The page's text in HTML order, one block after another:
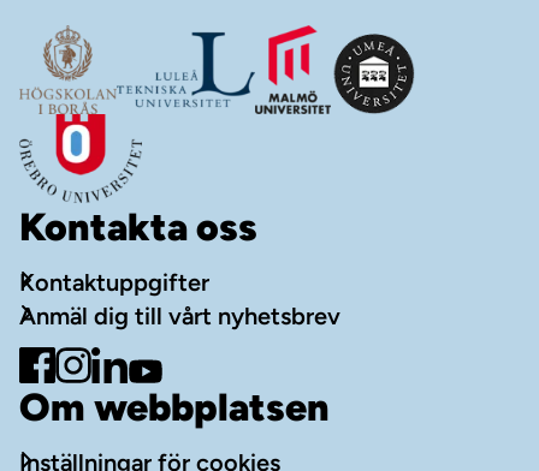
Kontakta oss
Kontaktuppgifter
Anmäl dig till vårt nyhetsbrev
Gå till Facebook
Gå till Instagram
Gå till LinkedIn
Gå till YouTube
Om webbplatsen
Inställningar för cookies